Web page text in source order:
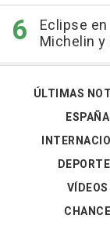
Eclipse
Michelin
ÚLTIMAS
ESPAÑA
VÍDEOS
CHANCE